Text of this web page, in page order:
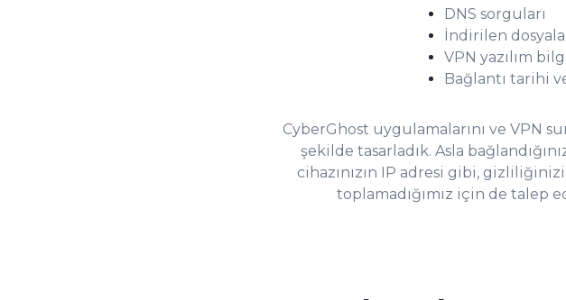
DNS sorguları
İndirilen
VPN yazılım
Bağlantı tarihi
CyberGhost uygulamalarını ve VPN
şekilde tasarladık. Asla
cihazınızın IP adresi gibi,
toplamadığımız için de talep